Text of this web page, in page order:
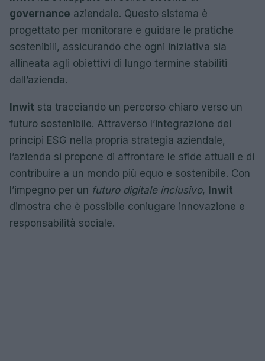
governance aziendale. Questo sistema è
progettato per monitorare e guidare le pratiche
sostenibili, assicurando che ogni iniziativa sia
allineata agli obiettivi di lungo termine stabiliti
dall’azienda.
Inwit sta tracciando un percorso chiaro verso un
futuro sostenibile. Attraverso l’integrazione dei
principi ESG nella propria strategia aziendale,
l’azienda si propone di affrontare le sfide attuali e di
contribuire a un mondo più equo e sostenibile. Con
l’impegno per un futuro digitale inclusivo, Inwit
dimostra che è possibile coniugare innovazione e
responsabilità sociale.